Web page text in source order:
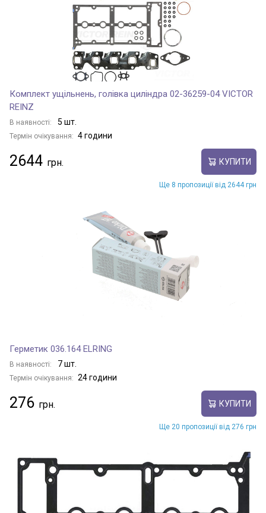
Комплект ущільнень, голівка циліндра 02-36259-04 VICTOR
REINZ
В наявності: 5 шт.
Термін очікування: 4 години
2644 КУПИТИ
Ще 8 пропозиції від 2644 грн
Герметик 036.164 ELRING
В наявності: 7 шт.
Термін очікування: 24 години
276 КУПИТИ
Ще 20 пропозиції від 276 грн